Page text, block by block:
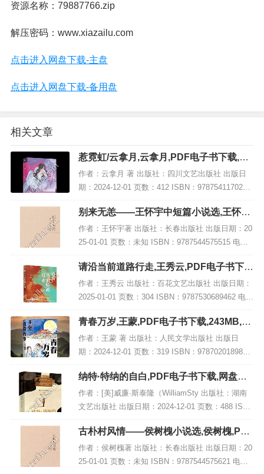
资源名称：79887766.zip
解压密码：www.xiazailu.com
点击进入网盘下载-主盘
点击进入网盘下载-备用盘
相关文章
惹霓虹/云拿月,云拿月,PDF电子书下载,网
盘资源
作者：云拿月 著 出版社：四川文艺出版社 出版日
期：2024-12-01 页数：412 ISBN：9787541170287
电子书大小：201MB [高清扫描版PDF格式] 内容简
介 据传...
别来无恙——王怀宇中短篇小说选,王怀宇,
PDF电子书网盘下载
作者：王怀宇著 出版社：长春出版社 出版日期：20
25-01-01 页数：未知 ISBN：9787544575515 电子
书大小：218MB [高清扫描版PDF格式] 内容简介 此
书名为《别...
请沿当前道路行走,王秀云,PDF电子书下
载,网盘资源
作者：王秀云 出版社：百花文艺出版社 出版日期：
2025-01-01 页数：304 ISBN：9787530689462 电子
书大小：209MB [高清扫描版PDF格式] 内容简介
《请沿当...
青春万岁,王蒙,PDF电子书下载,243MB,网
盘资源
作者：王蒙 著 出版社：人民文学出版社 出版日
期：2024-12-01 页数：319 ISBN：9787020189816
电子书大小：243MB [高清扫描版PDF格式] 内容简
介 长篇小...
纳特·特纳的自白,PDF电子书下载,网盘资
源
作者：[美]威廉·斯泰隆（WilliamSty 出版社：湖南
文艺出版社 出版日期：2024-12-01 页数：488 ISB
N：9787572621369 电子书大小：186MB [高清扫描
版P...
古朴村风情——侯树槐小说选,侯树槐,PDF
电子书网盘下载
作者：侯树槐著 出版社：长春出版社 出版日期：20
25-01-01 页数：未知 ISBN：9787544575621 电子